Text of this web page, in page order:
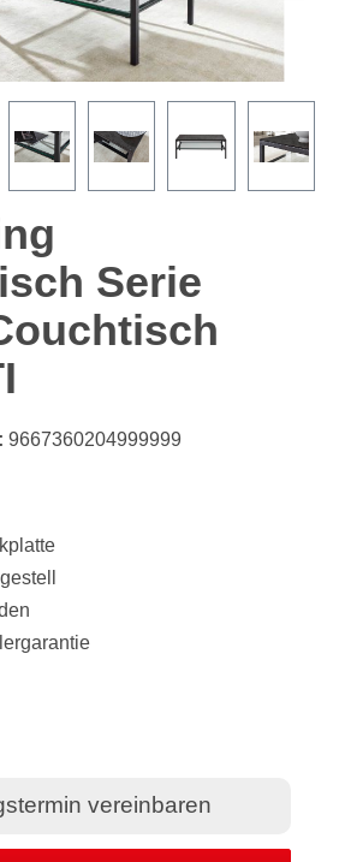
Serie
9667360204999999
vereinbaren